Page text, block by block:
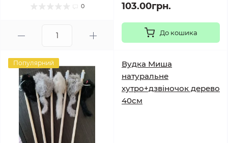
0 103.00грн.
До кошика
Популярний
Вудка Миша
натуральне
хутро+дзвіночок дерево
40см